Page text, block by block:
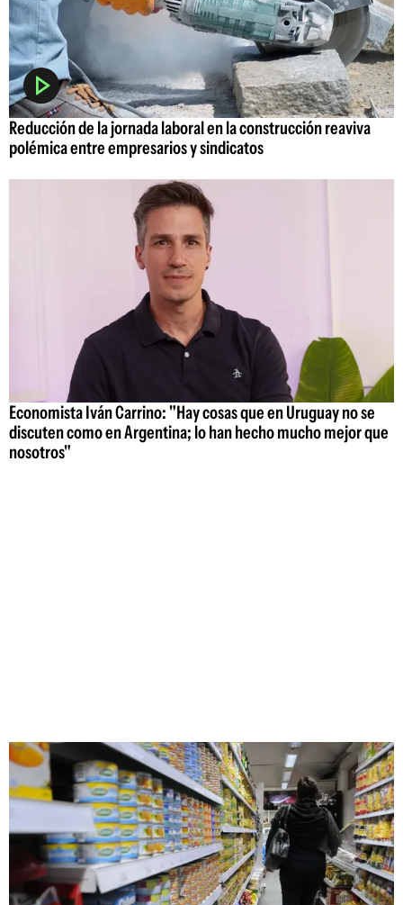
Reducción de la jornada laboral en la construcción reaviva
polémica entre empresarios y sindicatos
Economista Iván Carrino: "Hay cosas que en Uruguay no se
discuten como en Argentina; lo han hecho mucho mejor que
nosotros"